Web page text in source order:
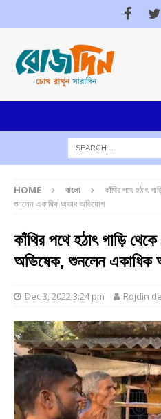
HOME বাংলা
কাঁথির পথে হঠাৎ
শুনলেন একাধিক অভাব অভিযোগ
কাঁথির পথে হঠাৎ গাড়ি
অভিষেক, শুনলেন একাধিক
Dec 3, 2022 3:24 pm Rojdin